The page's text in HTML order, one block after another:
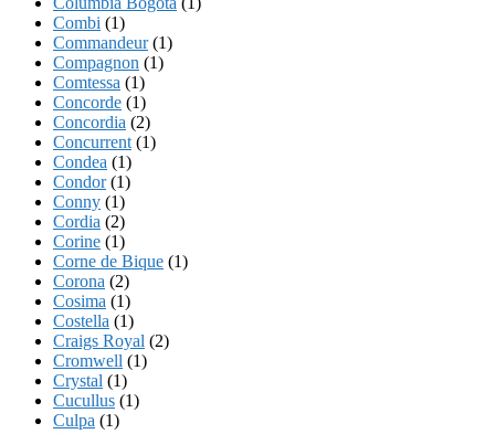
Combi (1)
Commandeur(1)
Compagnon (1)
Comtessa (1)
Concorde (1)
Concordia (2)
Concurrent (1)
Condea (1)
Condor(1)
Conny (1)
Cordia (2)
Corine (1)
Corne de Bique (1)
Corona (2)
Cosima (1)
Costella (1)
Craigs Royal (2)
Cromwell (1)
Crystal (1)
Cucullus (1)
Culpa (1)